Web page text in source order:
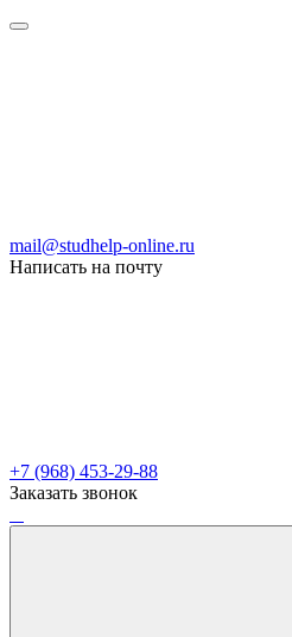
mail@studhelp-online.ru
Написать на почту
+7 (968) 453-29-88
Заказать звонок